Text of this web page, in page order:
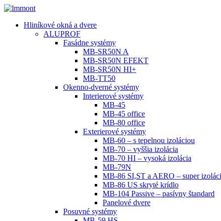
Hliníkové okná a dvere
ALUPROF
Fasádne systémy
MB-SR50N A
MB-SR50N EFEKT
MB-SR50N HI+
MB-TT50
Okenno-dverné systémy
Interierové systémy
MB-45
MB-45 office
MB-80 office
Exterierové systémy
MB-60 – s tepelnou izoláciou
MB-70 – vyššia izolácia
MB-70 HI – vysoká izolácia
MB-79N
MB-86 SI,ST a AERO – super
MB-86 US skryté krídlo
MB-104 Passive – pasívny štandard
Panelové dvere
Posuvné systémy